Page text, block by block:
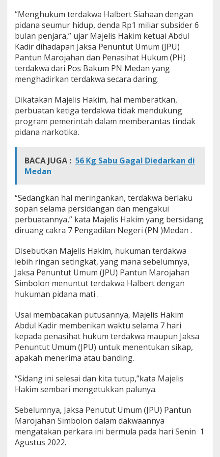
i
d
u
p
.
“Menghukum terdakwa Halbert Siahaan dengan
pidana seumur hidup, denda Rp1 miliar subsider 6
bulan penjara,” ujar Majelis Hakim ketuai Abdul
Kadir dihadapan Jaksa Penuntut Umum (JPU)
Pantun Marojahan dan Penasihat Hukum (PH)
terdakwa dari Pos Bakum PN Medan yang
menghadirkan terdakwa secara daring.
Dikatakan Majelis Hakim, hal memberatkan,
perbuatan ketiga terdakwa tidak mendukung
program pemerintah dalam memberantas tindak
pidana narkotika.
BACA JUGA : 56 Kg Sabu Gagal Diedarkan di
Medan
“Sedangkan hal meringankan, terdakwa berlaku
sopan selama persidangan dan mengakui
perbuatannya,” kata Majelis Hakim yang bersidang
diruang cakra 7 Pengadilan Negeri (PN )Medan .
Disebutkan Majelis Hakim, hukuman terdakwa
lebih ringan setingkat, yang mana sebelumnya,
Jaksa Penuntut Umum (JPU) Pantun Marojahan
Simbolon menuntut terdakwa Halbert dengan
hukuman pidana mati .
Usai membacakan putusannya, Majelis Hakim
Abdul Kadir memberikan waktu selama 7 hari
kepada penasihat hukum terdakwa maupun Jaksa
Penuntut Umum (JPU) untuk menentukan sikap,
apakah menerima atau banding.
“Sidang ini selesai dan kita tutup,”kata Majelis
Hakim sembari mengetukkan palunya.
Sebelumnya, Jaksa Penutut Umum (JPU) Pantun
Marojahan Simbolon dalam dakwaannya
mengatakan perkara ini bermula pada hari Senin 1
Agustus 2022.